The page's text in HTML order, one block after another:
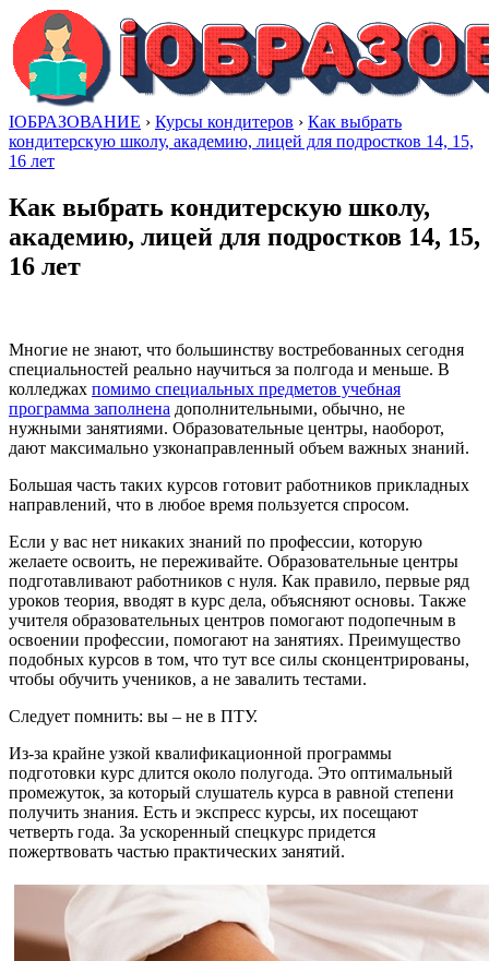
IОБРАЗОВАНИЕ › Курсы кондитеров › Как выбрать
кондитерскую школу, академию, лицей для подростков 14, 15,
16 лет
Как выбрать кондитерскую школу,
академию, лицей для подростков 14, 15,
16 лет
Многие не знают, что большинству востребованных сегодня
специальностей реально научиться за полгода и меньше. В
колледжах помимо специальных предметов учебная
программа заполнена дополнительными, обычно, не
нужными занятиями. Образовательные центры, наоборот,
дают максимально узконаправленный объем важных знаний.
Большая часть таких курсов готовит работников прикладных
направлений, что в любое время пользуется спросом.
Если у вас нет никаких знаний по профессии, которую
желаете освоить, не переживайте. Образовательные центры
подготавливают работников с нуля. Как правило, первые ряд
уроков теория, вводят в курс дела, объясняют основы. Также
учителя образовательных центров помогают подопечным в
освоении профессии, помогают на занятиях. Преимущество
подобных курсов в том, что тут все силы сконцентрированы,
чтобы обучить учеников, а не завалить тестами.
Следует помнить: вы – не в ПТУ.
Из-за крайне узкой квалификационной программы
подготовки курс длится около полугода. Это оптимальный
промежуток, за который слушатель курса в равной степени
получить знания. Есть и экспресс курсы, их посещают
четверть года. За ускоренный спецкурс придется
пожертвовать частью практических занятий.